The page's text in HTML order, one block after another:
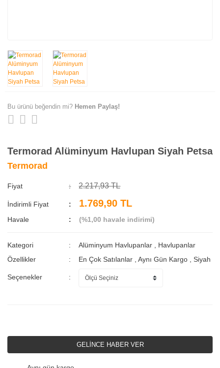
Bu ürünü beğendin mi? Hemen Paylaş!
Termorad Alüminyum Havlupan Siyah Petsa
Termorad
Fiyat 2.217,93 TL
İndirimli Fiyat 1.769,90 TL
Havale (%1,00 havale indirimi)
Kategori Alüminyum Havlupanlar
Havlupanlar
Özellikler
En Çok Satılanlar ,Aynı Gün Kargo ,Siyah
Seçenekler
GELİNCE HABER VER